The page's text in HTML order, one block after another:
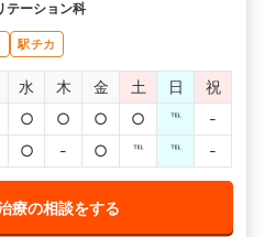
テーション科
駅チカ
水 木 金 土 日
祝
○ ○ ○ ○ ℡
-
○ - ○ ℡ ℡ -
療の相談をする